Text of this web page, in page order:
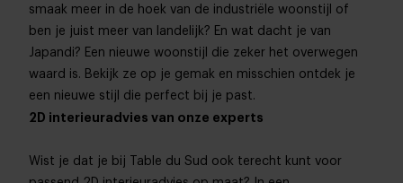
smaak meer in de hoek van de industriële woonstijl of
ben je juist meer van landelijk? En wat dacht je van
Japandi? Een nieuwe woonstijl die zeker het overwegen
waard is. Bekijk ze op je gemak en misschien ontdek je
een nieuwe stijl die perfect bij je past.
2D interieuradvies van onze experts
Wist je dat je bij Table du Sud ook terecht kunt voor